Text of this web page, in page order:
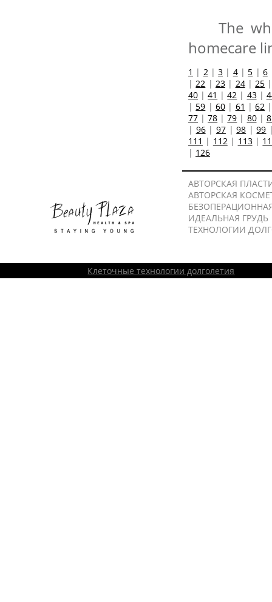
The
homecare
1 | 2 |3 | 4| 5 | 6
| 22 | 23| 24| 25
40 |41 |42 | 43|
| 59 | 60| 61 |62
77 |78 |79 | 80|
| 96| 97|98 |99
111 | 112 | 113|
| 126
АВТОРСКАЯ
АВТОРСКАЯ
ИДЕАЛЬНАЯ ГРУДЬ
ТЕХНОЛОГИИ
Клеточные технологии долголетия